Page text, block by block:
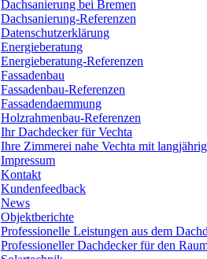
Dachsanierung bei Bremen
Dachsanierung-Referenzen
Datenschutzerklärung
Energieberatung
Energieberatung-Referenzen
Fassadenbau
Fassadenbau-Referenzen
Fassadendaemmung
Holzrahmenbau-Referenzen
Ihr Dachdecker für Vechta
Ihre Zimmerei nahe Vechta mit
Impressum
Kontakt
Kundenfeedback
News
Objektberichte
Professionelle Leistungen aus dem
Professioneller Dachdecker für den